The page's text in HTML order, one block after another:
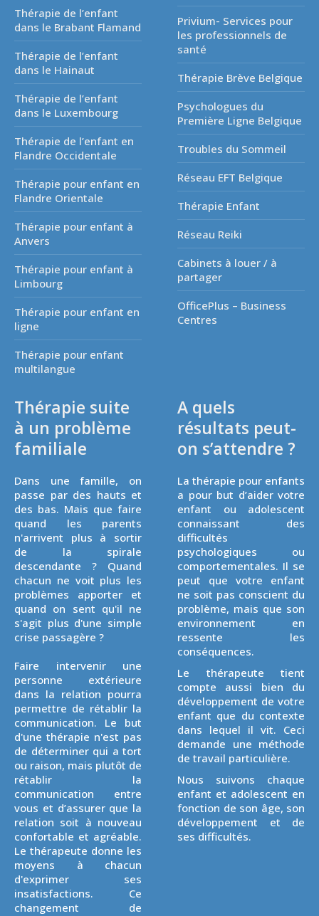
Thérapie de l’enfant
dans le Brabant Flamand
Thérapie de l’enfant
dans le Hainaut
Thérapie de l’enfant
dans le Luxembourg
Thérapie de l’enfant en
Flandre Occidentale
Thérapie pour enfant en
Flandre Orientale
Thérapie pour enfant à
Anvers
Thérapie pour enfant à
Limbourg
Thérapie pour enfant en
ligne
Thérapie pour enfant
multilangue
Privium- Services pour
les professionnels de
santé
Thérapie Brève Belgique
Psychologues du
Première Ligne Belgique
Troubles du Sommeil
Réseau EFT Belgique
Thérapie Enfant
Réseau Reiki
Cabinets à louer / à
partager
OfficePlus – Business
Centres
Thérapie suite
à un problème
familiale
Dans une famille, on
passe par des hauts et
des bas. Mais que faire
quand les parents
n'arrivent plus à sortir
de la spirale
descendante ? Quand
chacun ne voit plus les
problèmes apporter et
quand on sent qu'il ne
s'agit plus d'une simple
crise passagère ?
Faire intervenir une
personne extérieure
dans la relation pourra
permettre de rétablir la
communication. Le but
d'une thérapie n'est pas
de déterminer qui a tort
ou raison, mais plutôt de
rétablir la
communication entre
vous et d’assurer que la
relation soit à nouveau
confortable et agréable.
Le thérapeute donne les
moyens à chacun
d'exprimer ses
insatisfactions. Ce
changement de
A quels
résultats peut-
on s’attendre ?
La thérapie pour enfants
a pour but d’aider votre
enfant ou adolescent
connaissant des
difficultés
psychologiques ou
comportementales. Il se
peut que votre enfant
ne soit pas conscient du
problème, mais que son
environnement en
ressente les
conséquences.
Le thérapeute tient
compte aussi bien du
développement de votre
enfant que du contexte
dans lequel il vit. Ceci
demande une méthode
de travail particulière.
Nous suivons chaque
enfant et adolescent en
fonction de son âge, son
développement et de
ses difficultés.